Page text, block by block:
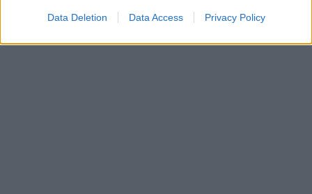
Data Deletion Data Access Privacy Policy